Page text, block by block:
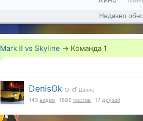
Недавно
Mark ll vs Skyline → Команда 1
DenisOk ○
Денис
143 видео 1586 постов 17 друзей